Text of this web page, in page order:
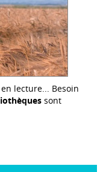
lecture... Besoin
sont